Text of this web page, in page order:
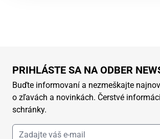
PRIHLÁSTE SA NA ODBER
Buďte informovaní a nezmeškajte
o zľavách a novinkách. Čerstvé
schránky.